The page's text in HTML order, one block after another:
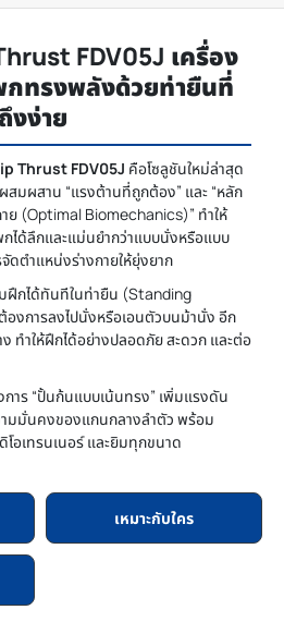
FDV05J เครื่อง
กทรงพลังด้วยท่ายืนที่
งง่าย
Thrust FDV05J คือโซลูชันใหม่ล่าสุด
มผสาน “แรงต้านที่ถูกต้อง” และ “หลัก
าย (Optimal Biomechanics)” ทำให้
กได้ลึกและแม่นยำกว่าแบบนั่งหรือแบบ
ดตำแหน่งร่างกายให้ยุ่งยาก
มฝึกได้ทันทีในท่ายืน (Standing
องการลงไปนั่งหรือเอนตัวบนม้านั่ง อีก
ทำให้ฝึกได้อย่างปลอดภัย สะดวก และต่อ
การ “ปั้นก้นแบบเน้นทรง” เพิ่มแรงดัน
ามมั่นคงของแกนกลางลำตัว พร้อม
อเทรนเนอร์ และยิมทุกขนาด
เหมาะกับใคร